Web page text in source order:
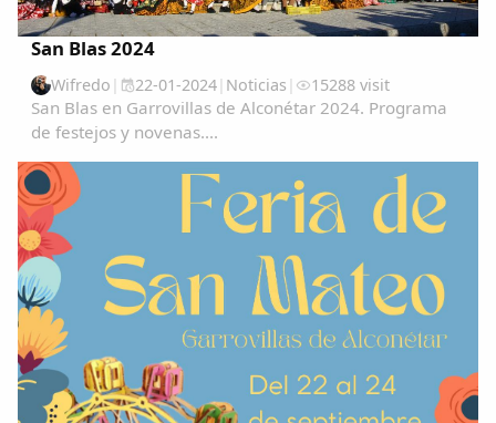
San Blas 2024
Wifredo | 22-01-2024| Noticias | 15288 visit
San Blas en Garrovillas de Alconétar 2024. Programa
de festejos y novenas....